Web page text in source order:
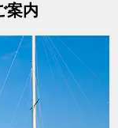
案内